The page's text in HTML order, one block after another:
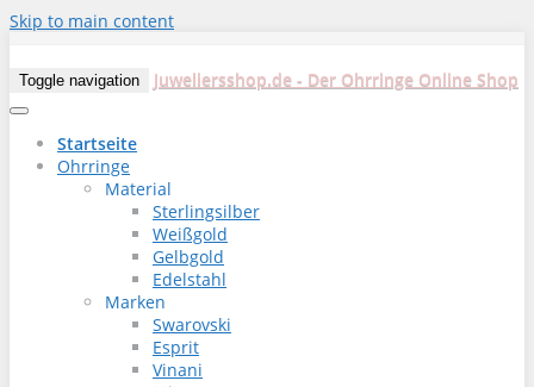
Skip to main content
Toggle navigation Juweliersshop.de - Der Ohrringe Online Shop
Startseite
Ohrringe
Material
Sterlingsilber
Weißgold
Gelbgold
Edelstahl
Marken
Swarovski
Esprit
Vinani